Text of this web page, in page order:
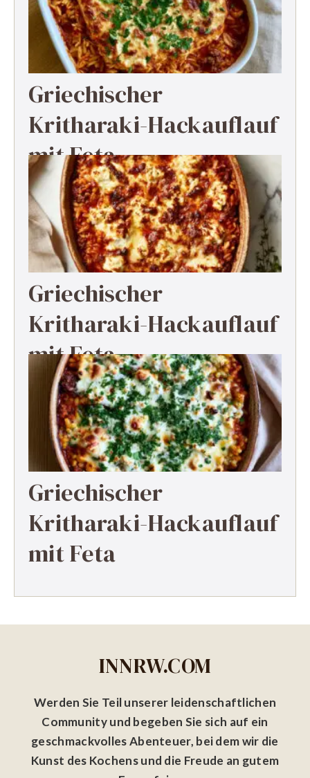
Griechischer
Kritharaki-Hackauflauf
mit Feta
Griechischer
Kritharaki-Hackauflauf
mit Feta
Griechischer
Kritharaki-Hackauflauf
mit Feta
INNRW.COM
Werden Sie Teil unserer leidenschaftlichen
Community und begeben Sie sich auf ein
geschmackvolles Abenteuer, bei dem wir die
Kunst des Kochens und die Freude an gutem